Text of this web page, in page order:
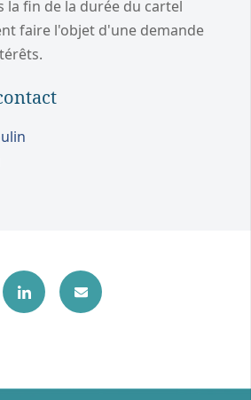
la fin de la durée du cartel
faire l'objet d'une demande